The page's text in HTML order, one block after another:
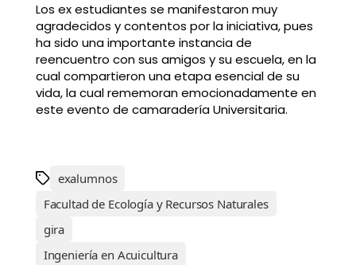
Los ex estudiantes se manifestaron muy
agradecidos y contentos por la iniciativa, pues
ha sido una importante instancia de
reencuentro con sus amigos y su escuela, en la
cual compartieron una etapa esencial de su
vida, la cual rememoran emocionadamente en
este evento de camaradería Universitaria.
exalumnos
Facultad de Ecología y Recursos Naturales
gira
Ingeniería en Acuicultura